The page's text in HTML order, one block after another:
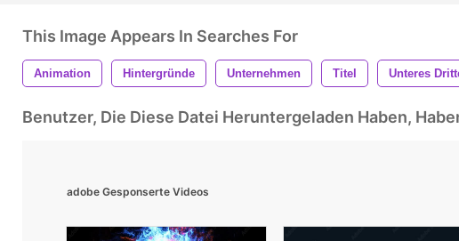
This Image Appears In Searches For
Animation Hintergründe Unternehmen Titel Unteres
Benutzer, Die Diese Datei Heruntergeladen Haben,
adobe Gesponserte Videos